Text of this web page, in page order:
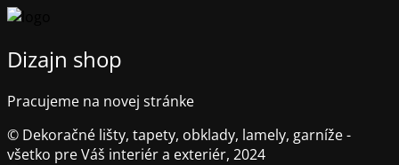
Dizajn shop
Pracujeme na novej stránke
© Dekoračné lišty, tapety, obklady, lamely, garníže -
všetko pre Váš interiér a exteriér, 2024